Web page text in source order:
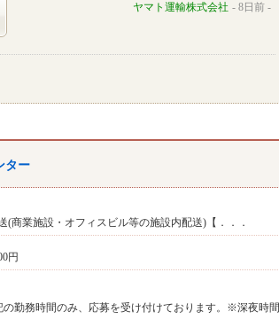
ヤマト運輸株式会社 8日前
ター
(商業施設・オフィスビル等の施設内配送)【．．．
円
の勤務時間のみ、応募を受け付けております。※深夜時間